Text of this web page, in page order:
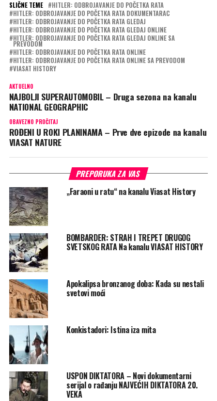
SLIČNE TEME
HITLER: ODBROJAVANJE DO POČETKA RATA
HITLER: ODBROJAVANJE DO POČETKA RATA DOKUMENTARAC
HITLER: ODBROJAVANJE DO POČETKA RATA GLEDAJ
HITLER: ODBROJAVANJE DO POČETKA RATA GLEDAJ ONLINE
HITLER: ODBROJAVANJE DO POČETKA RATA GLEDAJ ONLINE SA
PREVODOM
HITLER: ODBROJAVANJE DO POČETKA RATA ONLINE
HITLER: ODBROJAVANJE DO POČETKA RATA ONLINE SA PREVODOM
VIASAT HISTORY
AKTUELNO
NAJBOLJI SUPERAUTOMOBIL – Druga sezona na kanalu
NATIONAL GEOGRAPHIC
OBAVEZNO PROČITAJ
ROĐENI U ROKI PLANINAMA – Prve dve epizode na kanalu
VIASAT NATURE
PREPORUKA ZA VAS
„Faraoni u ratu“ na kanalu Viasat History
BOMBARDER: STRAH I TREPET DRUGOG
SVETSKOG RATA Na kanalu VIASAT HISTORY
Apokalipsa bronzanog doba: Kada su nestali
svetovi moći
Konkistadori: Istina iza mita
USPON DIKTATORA – Novi dokumentarni
serijal o rađanju NAJVEĆIH DIKTATORA 20.
VEKA